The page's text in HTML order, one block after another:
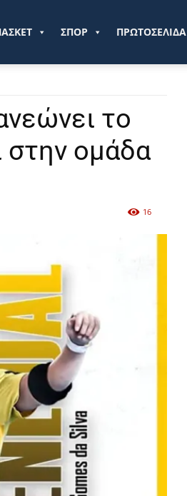
ΣΠΟΡ ΠΡΩΤΟΣΕΛΙΔΑ
το
στην ομάδα
16